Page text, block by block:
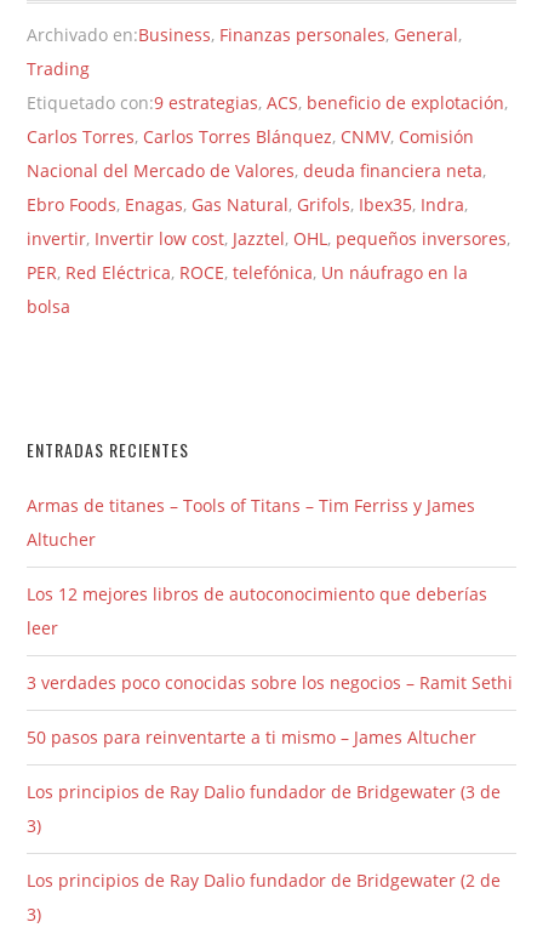
Archivado en:Business, Finanzas personales, General,
Trading
Etiquetado con:9 estrategias,ACS, beneficio de explotación,
Carlos Torres, Carlos Torres Blánquez, CNMV, Comisión
Nacional del Mercado de Valores,deuda financiera neta,
Ebro Foods, Enagas, Gas Natural, Grifols, Ibex35, Indra,
invertir, Invertir low cost, Jazztel, OHL , pequeños inversores,
PER, Red Eléctrica, ROCE,telefónica, Un náufrago en la
bolsa
ENTRADAS RECIENTES
Armas de titanes – Tools of Titans – Tim Ferriss y James
Altucher
Los 12 mejores libros de autoconocimiento que deberías
leer
3 verdades poco conocidas sobre los negocios – Ramit Sethi
50 pasos para reinventarte a ti mismo – James Altucher
Los principios de Ray Dalio fundador de Bridgewater (3 de
3)
Los principios de Ray Dalio fundador de Bridgewater (2 de
3)